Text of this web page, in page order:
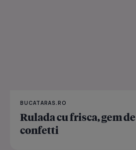
BUCATARAS.RO
Rulada cu frisca, gem
confetti